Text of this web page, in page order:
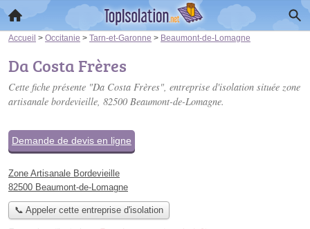
Accueil > Occitanie > Tarn-et-Garonne > Beaumont-de-Lomagne
Da Costa Frères
Cette fiche présente "Da Costa Frères", entreprise d'isolation située zone
artisanale bordevieille, 82500 Beaumont-de-Lomagne.
Demande de devis en ligne
Zone Artisanale Bordevieille
82500 Beaumont-de-Lomagne
📞 Appeler cette entreprise d'isolation